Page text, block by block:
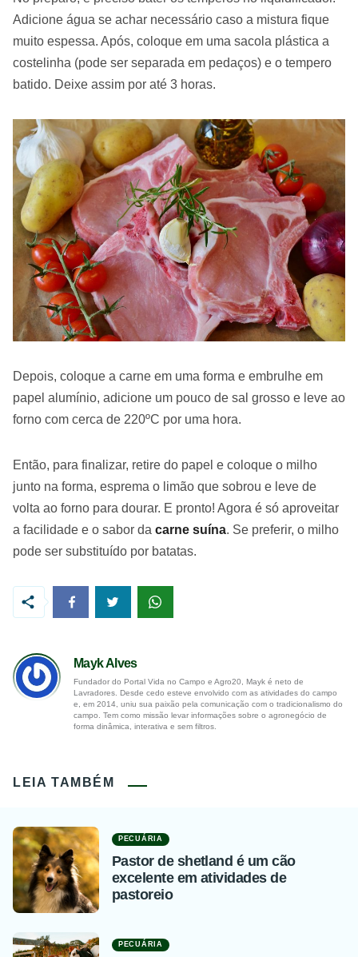
Adicione água se achar necessário caso a mistura fique
muito espessa. Após, coloque em uma sacola plástica a
costelinha (pode ser separada em pedaços) e o tempero
batido. Deixe assim por até 3 horas.
Depois, coloque a carne em uma forma e embrulhe em
papel alumínio, adicione um pouco de sal grosso e leve ao
forno com cerca de 220ºC por uma hora.
Então, para finalizar, retire do papel e coloque o milho
junto na forma, esprema o limão que sobrou e leve de
volta ao forno para dourar. E pronto! Agora é só aproveitar
a facilidade e o sabor da carne suína. Se preferir, o milho
pode ser substituído por batatas.
Mayk Alves
Fundador do Portal Vida no Campo e Agro20, Mayk é neto de
Lavradores. Desde cedo esteve envolvido com as atividades do campo
e, em 2014, uniu sua paixão pela comunicação com o tradicionalismo do
campo. Tem como missão levar informações sobre o agronegócio de
forma dinâmica, interativa e sem filtros.
LEIA TAMBÉM
PECUÁRIA
Pastor de shetland é um cão
excelente em atividades de
pastoreio
PECUÁRIA